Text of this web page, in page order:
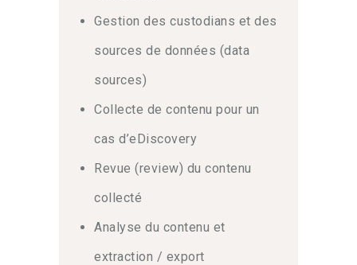
Gestion des custodians et des
sources de données (data
sources)
Collecte de contenu pour un
cas d’eDiscovery
Revue (review) du contenu
collecté
Analyse du contenu et
extraction / export